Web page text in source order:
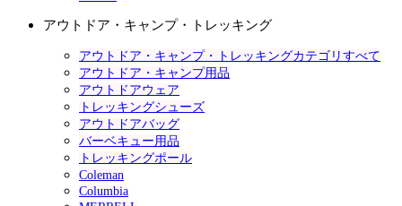
アウトドア・キャンプ・トレッキング
アウトドア・キャンプ・トレッキングカテゴリすべて
アウトドア・キャンプ用品
アウトドアウェア
トレッキングシューズ
アウトドアバッグ
バーベキュー用品
トレッキングポール
Coleman
Columbia